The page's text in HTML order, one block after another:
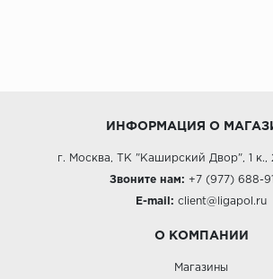
ИНФОРМАЦИЯ О
г. Москва, ТК "Каширский Двор", 1 к.,
Звоните нам: +7 (977) 688-
E-mail: client@ligapol.ru
О КОМПАНИИ
Магазины